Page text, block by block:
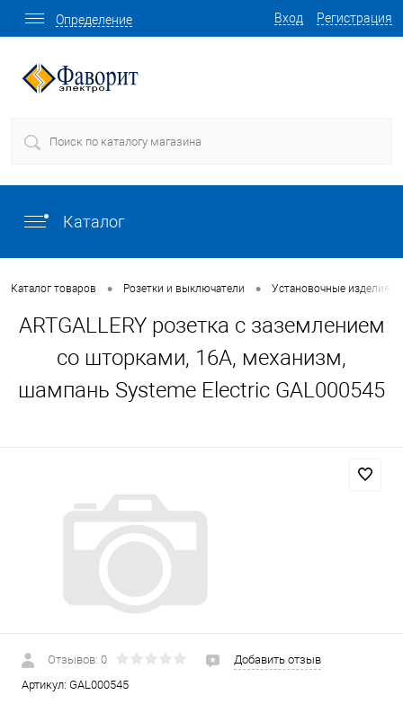
Вход Регистрация
Определение
Каталог
Каталог товаров • Розетки и выключатели • Установочные изделия
ARTGALLERY розетка с заземлением
со шторками, 16А, механизм,
шампань Systeme Electric GAL000545
Отзывов: 0
Добавить отзыв
Артикул: GAL000545